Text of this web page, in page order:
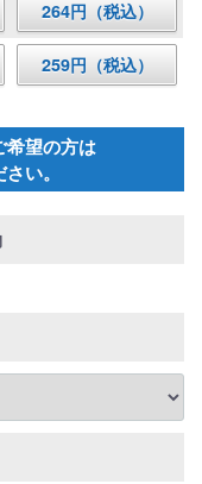
264円（税込）
259円（税込）
希望の方は
い。